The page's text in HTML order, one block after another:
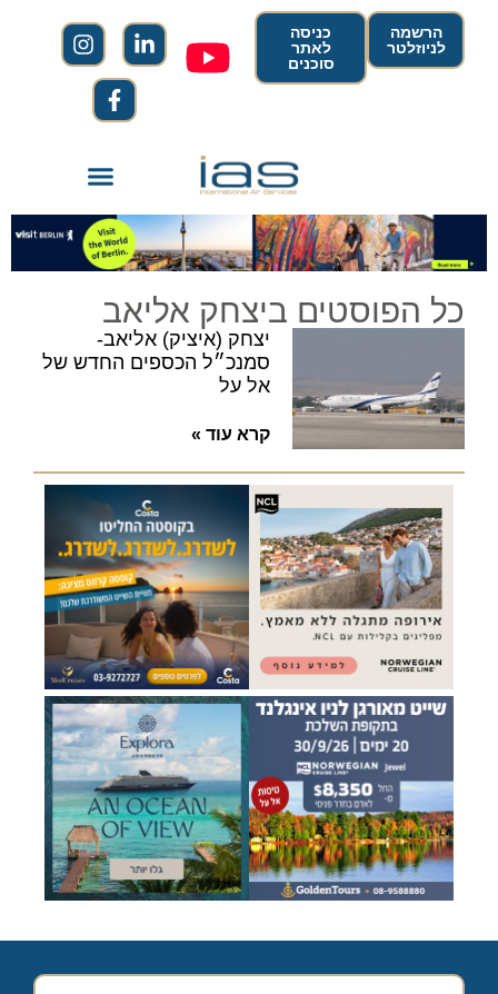
הרשמה
לניוזלטר
כניסה
לאתר
סוכנים
כל הפוסטים ביצחק אליאב
יצחק (איציק) אליאב-
סמנכ״ל הכספים החדש של
אל על
קרא עוד »